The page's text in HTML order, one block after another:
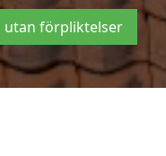
utan förpliktelser